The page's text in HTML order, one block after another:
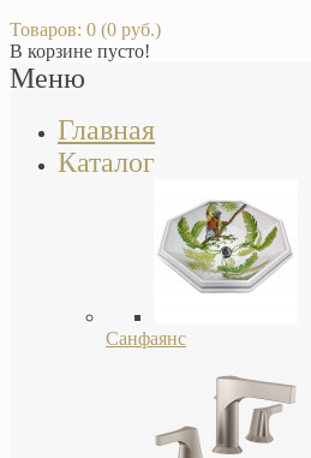
Товаров: 0 (0 руб.)
В корзине пусто!
Меню
Главная
Каталог
Санфаянс